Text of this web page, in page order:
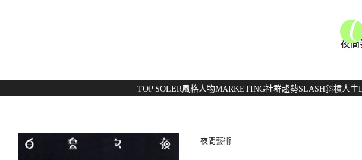
夜間
TOP SOLER風格人物MARKETING社群趨勢SLASH斜槓人生
夜間藝術